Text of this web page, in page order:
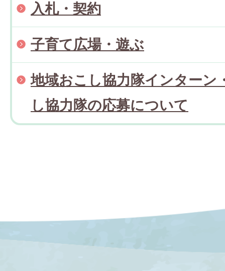
入札・契約
子育て広場・遊ぶ
地域おこし協力隊インターン
し協力隊の応募について